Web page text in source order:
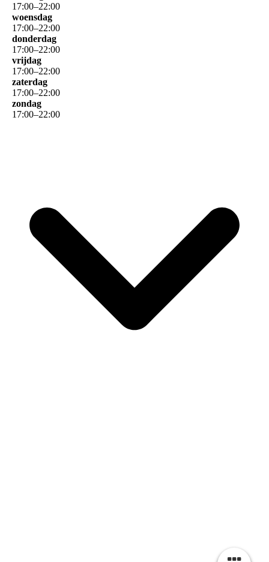
17:00–22:00
woensdag
17:00–22:00
donderdag
17:00–22:00
vrijdag
17:00–22:00
zaterdag
17:00–22:00
zondag
17:00–22:00